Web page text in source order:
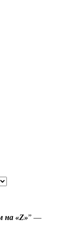
на «Z»” —